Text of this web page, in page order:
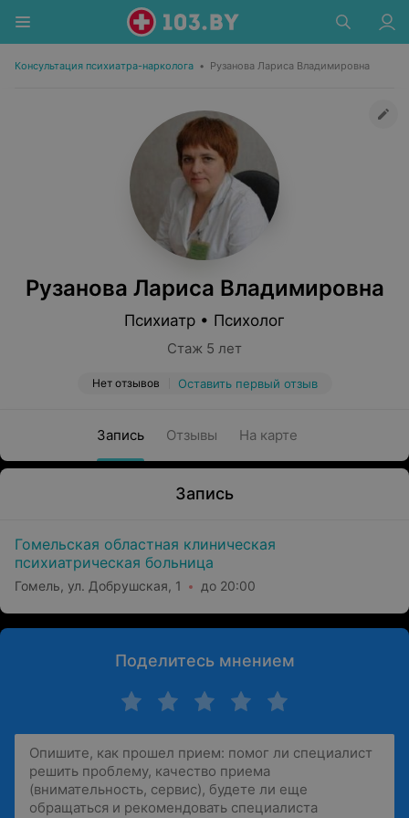
Консультация психиатра-нарколога • Рузанова Лариса Владимировна
Рузанова Лариса Владимировна
Психиатр • Психолог
Стаж 5 лет
Нет отзывов Оставить первый отзыв
Запись Отзывы На карте
Запись
Гомельская областная клиническая
психиатрическая больница
Гомель, ул. Добрушская, 1 до 20:00
Поделитесь мнением